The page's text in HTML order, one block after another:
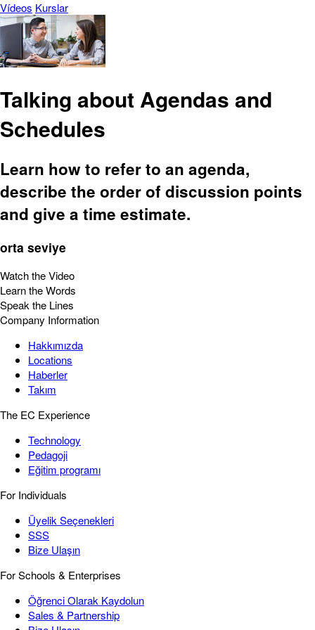
Vídeos Kurslar
Talking about Agendas and
Schedules
Learn how to refer to an agenda,
describe the order of discussion points
and give a time estimate.
orta seviye
Watch the Video
Learn the Words
Speak the Lines
Company Information
Hakkımızda
Locations
Haberler
Takım
The EC Experience
Technology
Pedagoji
Eğitim programı
For Individuals
Üyelik Seçenekleri
SSS
Bize Ulaşın
For Schools & Enterprises
Öğrenci Olarak Kaydolun
Sales & Partnership